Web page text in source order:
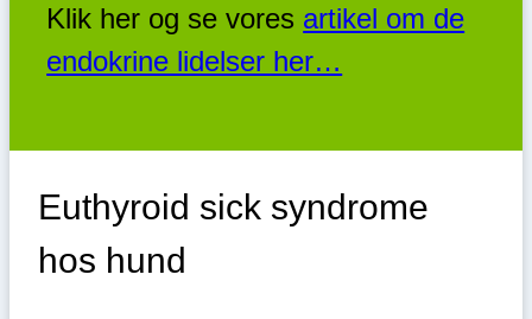
Klik her og se vores artikel om de
endokrine lidelser her…
Euthyroid sick syndrome
hos hund